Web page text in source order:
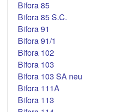
Bifora 85
Bifora 85 S.C.
Bifora 91
Bifora 91/1
Bifora 102
Bifora 103
Bifora 103 SA neu
Bifora 111A
Bifora 113